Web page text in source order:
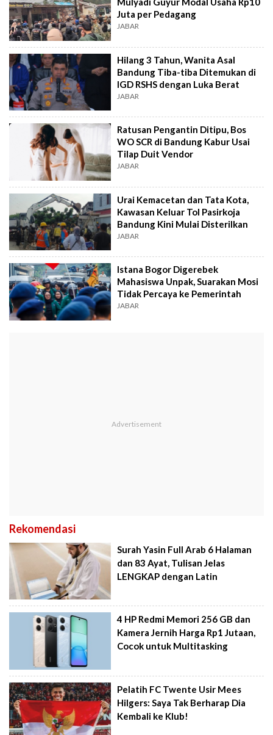
Juta per Pedagang
JABAR
Hilang 3 Tahun, Wanita Asal
Bandung Tiba-tiba Ditemukan di
IGD RSHS dengan Luka Berat
JABAR
Ratusan Pengantin Ditipu, Bos
WO SCR di Bandung Kabur Usai
Tilap Duit Vendor
JABAR
Urai Kemacetan dan Tata Kota,
Kawasan Keluar Tol Pasirkoja
Bandung Kini Mulai Disterilkan
JABAR
Istana Bogor Digerebek
Mahasiswa Unpak, Suarakan Mosi
Tidak Percaya ke Pemerintah
JABAR
Rekomendasi
Surah Yasin Full Arab 6 Halaman
dan 83 Ayat, Tulisan Jelas
LENGKAP dengan Latin
4 HP Redmi Memori 256 GB dan
Kamera Jernih Harga Rp1 Jutaan,
Cocok untuk Multitasking
Pelatih FC Twente Usir Mees
Hilgers: Saya Tak Berharap Dia
Kembali ke Klub!